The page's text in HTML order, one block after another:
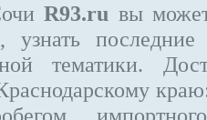
R93.ru вы
узнать
тематики.